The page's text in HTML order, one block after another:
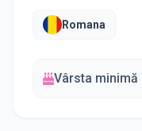
Romana
Vârsta minimă